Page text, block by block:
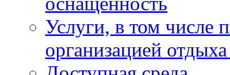
Услуги, в том числе
организацией